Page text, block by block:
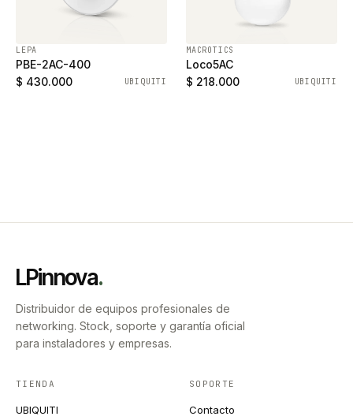
LEPA
PBE-2AC-400
$ 430.000
UBIQUITI
MACROTICS
Loco5AC
$ 218.000
UBIQUITI
LPinnova.
Distribuidor de equipos profesionales de
networking. Stock, soporte y garantía oficial
para instaladores y empresas.
TIENDA
UBIQUITI
SOPORTE
Contacto